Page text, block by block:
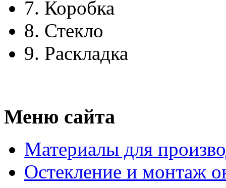
7. Коробка
8. Стекло
9. Раскладка
Меню сайта
Материалы для
Остекление и монтаж